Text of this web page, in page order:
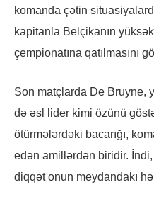
komanda çətin
kapitanla Belçikanın
çempionatına qatılmasını
Son matçlarda De Bruyne,
də əsl lider kimi özünü
ötürmələrdəki bacarığı,
edən amillərdən biridir.
diqqət onun meydandakı